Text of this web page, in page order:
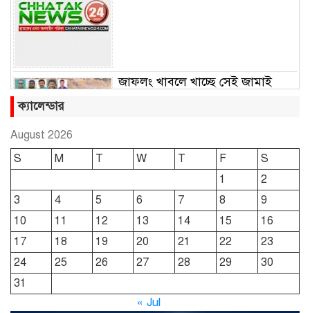
জাফলং খাবলে খাচ্ছে সেই জামাই
ছাতকে রুহুল আমীন ফাউন্ডেশনের
শীতবস্ত্র বিতরণ
দোয়ারাবাজারে নামে-বেনামে চলছে
খাসজমি দখলের প্রতিযোগিতা : নির্লিপ্ত
প্রশাসন
নিরব
ক্যালেন্ডার
August 2026
S
M T W T F
S
1
2
3
4 5 6 7 8
9
10
11 12 13 14 15
16
17
18 19 20 21 22
23
24
25 26 27 28 29
30
31
« Jul